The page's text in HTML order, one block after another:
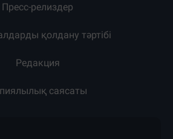
Пресс-релиздер
қолдану тәртібі
Редакция
саясаты